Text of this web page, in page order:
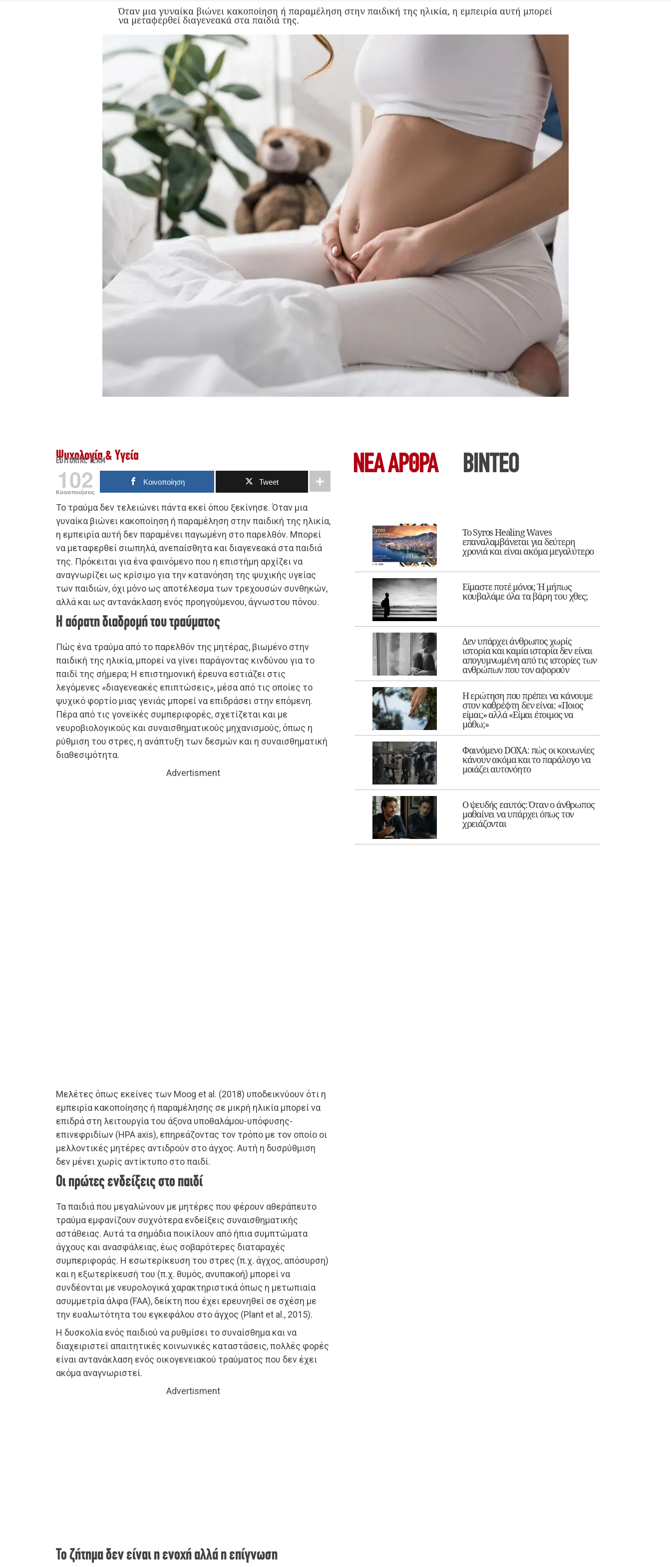
Όταν μια γυναίκα βιώνει κακοποίηση ή παραμέληση στην παιδική της ηλικία, η εμπειρία αυτή μπορεί
να μεταφερθεί διαγενεακά στα παιδιά της.
Ψυχολογία & Υγεία
EDITORIAL TEAM
102
Κοινοποιήσεις
Κοινοποίηση Tweet
Το τραύμα δεν τελειώνει πάντα εκεί όπου ξεκίνησε. Όταν μια
γυναίκα βιώνει κακοποίηση ή παραμέληση στην παιδική της ηλικία,
η εμπειρία αυτή δεν παραμένει παγωμένη στο παρελθόν. Μπορεί
να μεταφερθεί σιωπηλά, ανεπαίσθητα και διαγενεακά στα παιδιά
της. Πρόκειται για ένα φαινόμενο που η επιστήμη αρχίζει να
αναγνωρίζει ως κρίσιμο για την κατανόηση της ψυχικής υγείας
των παιδιών, όχι μόνο ως αποτέλεσμα των τρεχουσών συνθηκών,
αλλά και ως αντανάκλαση ενός προηγούμενου, άγνωστου πόνου.
Η αόρατη διαδρομή του τραύματος
Πώς ένα τραύμα από το παρελθόν της μητέρας, βιωμένο στην
παιδική της ηλικία, μπορεί να γίνει παράγοντας κινδύνου για το
παιδί της σήμερα; Η επιστημονική έρευνα εστιάζει στις
λεγόμενες «διαγενεακές επιπτώσεις», μέσα από τις οποίες το
ψυχικό φορτίο μιας γενιάς μπορεί να επιδράσει στην επόμενη.
Πέρα από τις γονεϊκές συμπεριφορές, σχετίζεται και με
νευροβιολογικούς και συναισθηματικούς μηχανισμούς, όπως η
ρύθμιση του στρες, η ανάπτυξη των δεσμών και η συναισθηματική
διαθεσιμότητα.
Advertisment
Μελέτες όπως εκείνες των Moog et al. (2018) υποδεικνύουν ότι η
εμπειρία κακοποίησης ή παραμέλησης σε μικρή ηλικία μπορεί να
επιδρά στη λειτουργία του άξονα υποθαλάμου-υπόφυσης-
επινεφριδίων (HPA axis), επηρεάζοντας τον τρόπο με τον οποίο οι
μελλοντικές μητέρες αντιδρούν στο άγχος. Αυτή η δυσρύθμιση
δεν μένει χωρίς αντίκτυπο στο παιδί.
Οι πρώτες ενδείξεις στο παιδί
Τα παιδιά που μεγαλώνουν με μητέρες που φέρουν αθεράπευτο
τραύμα εμφανίζουν συχνότερα ενδείξεις συναισθηματικής
αστάθειας. Αυτά τα σημάδια ποικίλουν από ήπια συμπτώματα
άγχους και ανασφάλειας, έως σοβαρότερες διαταραχές
συμπεριφοράς. Η εσωτερίκευση του στρες (π.χ. άγχος, απόσυρση)
και η εξωτερίκευσή του (π.χ. θυμός, ανυπακοή) μπορεί να
συνδέονται με νευρολογικά χαρακτηριστικά όπως η μετωπιαία
ασυμμετρία άλφα (FAA), δείκτη που έχει ερευνηθεί σε σχέση με
την ευαλωτότητα του εγκεφάλου στο άγχος (Plant et al., 2015).
Η δυσκολία ενός παιδιού να ρυθμίσει το συναίσθημα και να
διαχειριστεί απαιτητικές κοινωνικές καταστάσεις, πολλές φορές
είναι αντανάκλαση ενός οικογενειακού τραύματος που δεν έχει
ακόμα αναγνωριστεί.
Advertisment
Το ζήτημα δεν είναι η ενοχή αλλά η επίγνωση
ΝΕΑ ΆΡΘΡΑ ΒΙΝΤΕΟ
Το Syros Healing Waves
επαναλαμβάνεται για δεύτερη
χρονιά και είναι ακόμα μεγαλύτερο
Είμαστε ποτέ μόνοι; Ή μήπως
κουβαλάμε όλα τα βάρη του χθες;
Δεν υπάρχει άνθρωπος χωρίς
ιστορία και καμία ιστορία δεν είναι
απογυμνωμένη από τις ιστορίες των
ανθρώπων που τον αφορούν
Η ερώτηση που πρέπει να κάνουμε
στον καθρέφτη δεν είναι: «Ποιος
είμαι;» αλλά «Είμαι έτοιμος να
μάθω;»
Φαινόμενο DOXA: πώς οι κοινωνίες
κάνουν ακόμα και το παράλογο να
μοιάζει αυτονόητο
Ο ψευδής εαυτός: Όταν ο άνθρωπος
μαθαίνει να υπάρχει όπως τον
χρειάζονται